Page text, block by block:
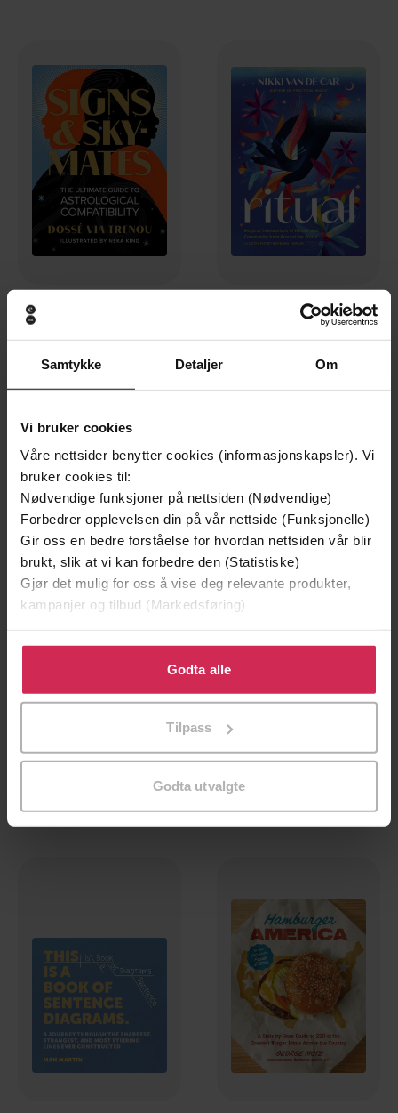
Samtykke Detaljer Om
Vi bruker cookies
Våre nettsider benytter cookies (informasjonskapsler). Vi
bruker cookies til:
Nødvendige funksjoner på nettsiden (Nødvendige)
Forbedrer opplevelsen din på vår nettside (Funksjonelle)
Gir oss en bedre forståelse for hvordan nettsiden vår blir
brukt, slik at vi kan forbedre den (Statistiske)
Gjør det mulig for oss å vise deg relevante produkter,
kampanjer og tilbud (Markedsføring)
Klikk på «Godta alle» for å gi oss ditt samtykke til å
bruke cookies for alle disse formålene. Du kan også
tilpasse ditt samtykke til spesifikke formål ved å klikke
Godta alle
Tilpass
Godta utvalgte
EBOK
109,-
Eddie Muller's Noir Bar
Eddie Muller
Stevie Nicks in 50 Songs
Annie Zaleski